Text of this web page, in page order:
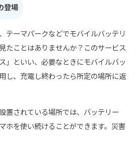
登場
テーマパークなどでモバイルバッテリ
たことはありませんか？このサービス
」といい、必要なときにモバイルバッ
し、充電し終わったら所定の場所に返
置されている場所では、バッテリー
ホを使い続けることができます。災害